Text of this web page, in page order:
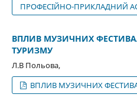
ПРОФЕСІЙНО-ПРИКЛАДНИЙ
ВПЛИВ МУЗИЧНИХ
ТУРИЗМУ
Л.В Польова,
ВПЛИВ МУЗИЧНИХ